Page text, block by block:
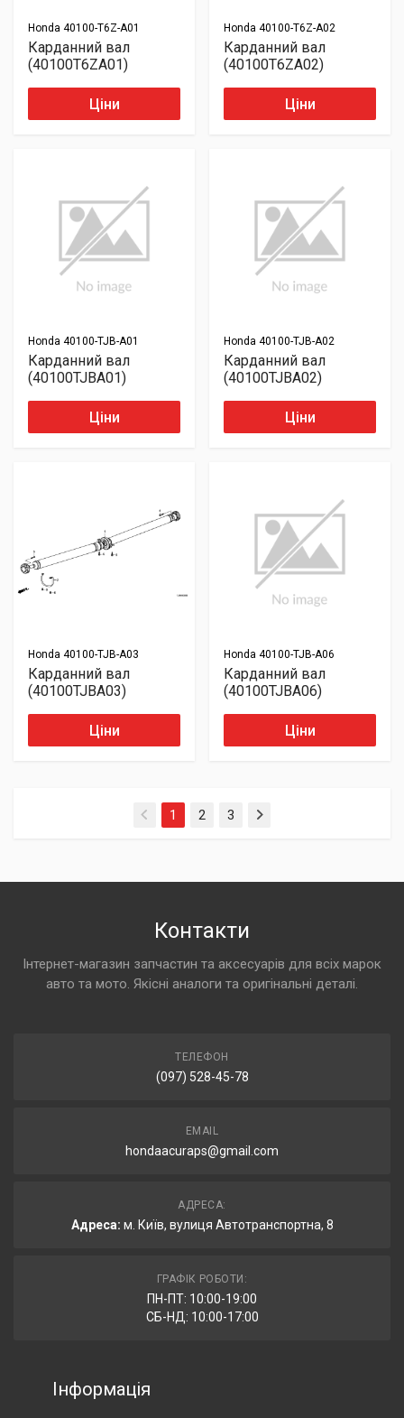
Honda 40100-T6Z-A01
Карданний вал
(40100T6ZA01)
Ціни
Honda 40100-T6Z-A02
Карданний вал
(40100T6ZA02)
Ціни
Honda 40100-TJB-A01
Карданний вал
(40100TJBA01)
Ціни
Honda 40100-TJB-A02
Карданний вал
(40100TJBA02)
Ціни
Honda 40100-TJB-A03
Карданний вал
(40100TJBA03)
Ціни
Honda 40100-TJB-A06
Карданний вал
(40100TJBA06)
Ціни
1 (current)
2 3
Контакти
Інтернет-магазин запчастин та аксесуарів для всіх марок
авто та мото. Якісні аналоги та оригінальні деталі.
ТЕЛЕФОН
(097) 528-45-78
EMAIL
hondaacuraps@gmail.com
АДРЕСА:
Адреса: м. Київ, вулиця Автотранспортна, 8
ГРАФІК РОБОТИ:
ПН-ПТ: 10:00-19:00
СБ-НД: 10:00-17:00
Інформація